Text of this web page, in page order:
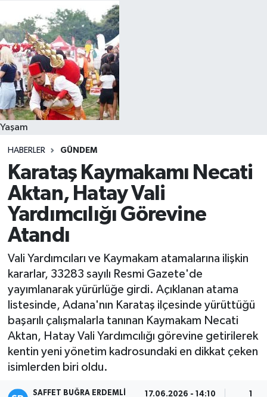
Yaşam
HABERLER GÜNDEM
Karataş Kaymakamı Necati
Aktan, Hatay Vali
Yardımcılığı Görevine
Atandı
Vali Yardımcıları ve Kaymakam atamalarına ilişkin
kararlar, 33283 sayılı Resmi Gazete'de
yayımlanarak yürürlüğe girdi. Açıklanan atama
listesinde, Adana'nın Karataş ilçesinde yürüttüğü
başarılı çalışmalarla tanınan Kaymakam Necati
Aktan, Hatay Vali Yardımcılığı görevine getirilerek
kentin yeni yönetim kadrosundaki en dikkat çeken
isimlerden biri oldu.
SAFFET BUĞRA ERDEMLI 17.06.2026 - 14:10